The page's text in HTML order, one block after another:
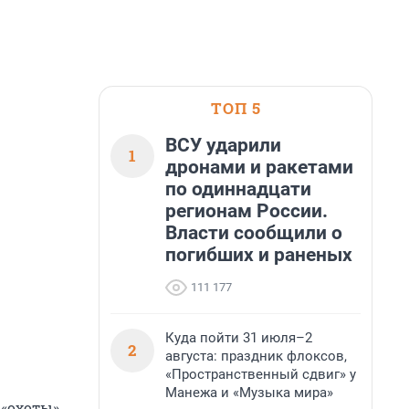
ТОП 5
1
ВСУ ударили
дронами и ракетами
по одиннадцати
регионам России.
Власти сообщили о
погибших и раненых
111 177
2
Куда пойти 31 июля–2
августа: праздник флоксов,
«Пространственный сдвиг» у
Манежа и «Музыка мира»